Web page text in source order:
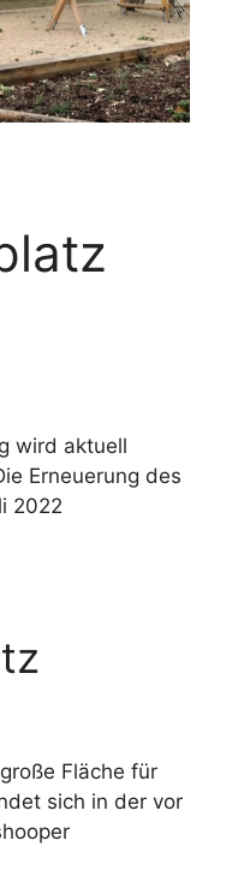
wird aktuell
Erneuerung des
2022
Fläche für
sich in der vor